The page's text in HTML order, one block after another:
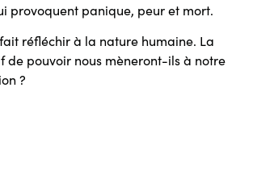
provoquent panique, peur et mort.
réfléchir à la nature humaine. La
de pouvoir nous mèneront-ils à notre
?